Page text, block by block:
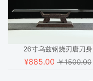
26寸乌兹钢烧刃唐刀身
¥885.00￥1500.00